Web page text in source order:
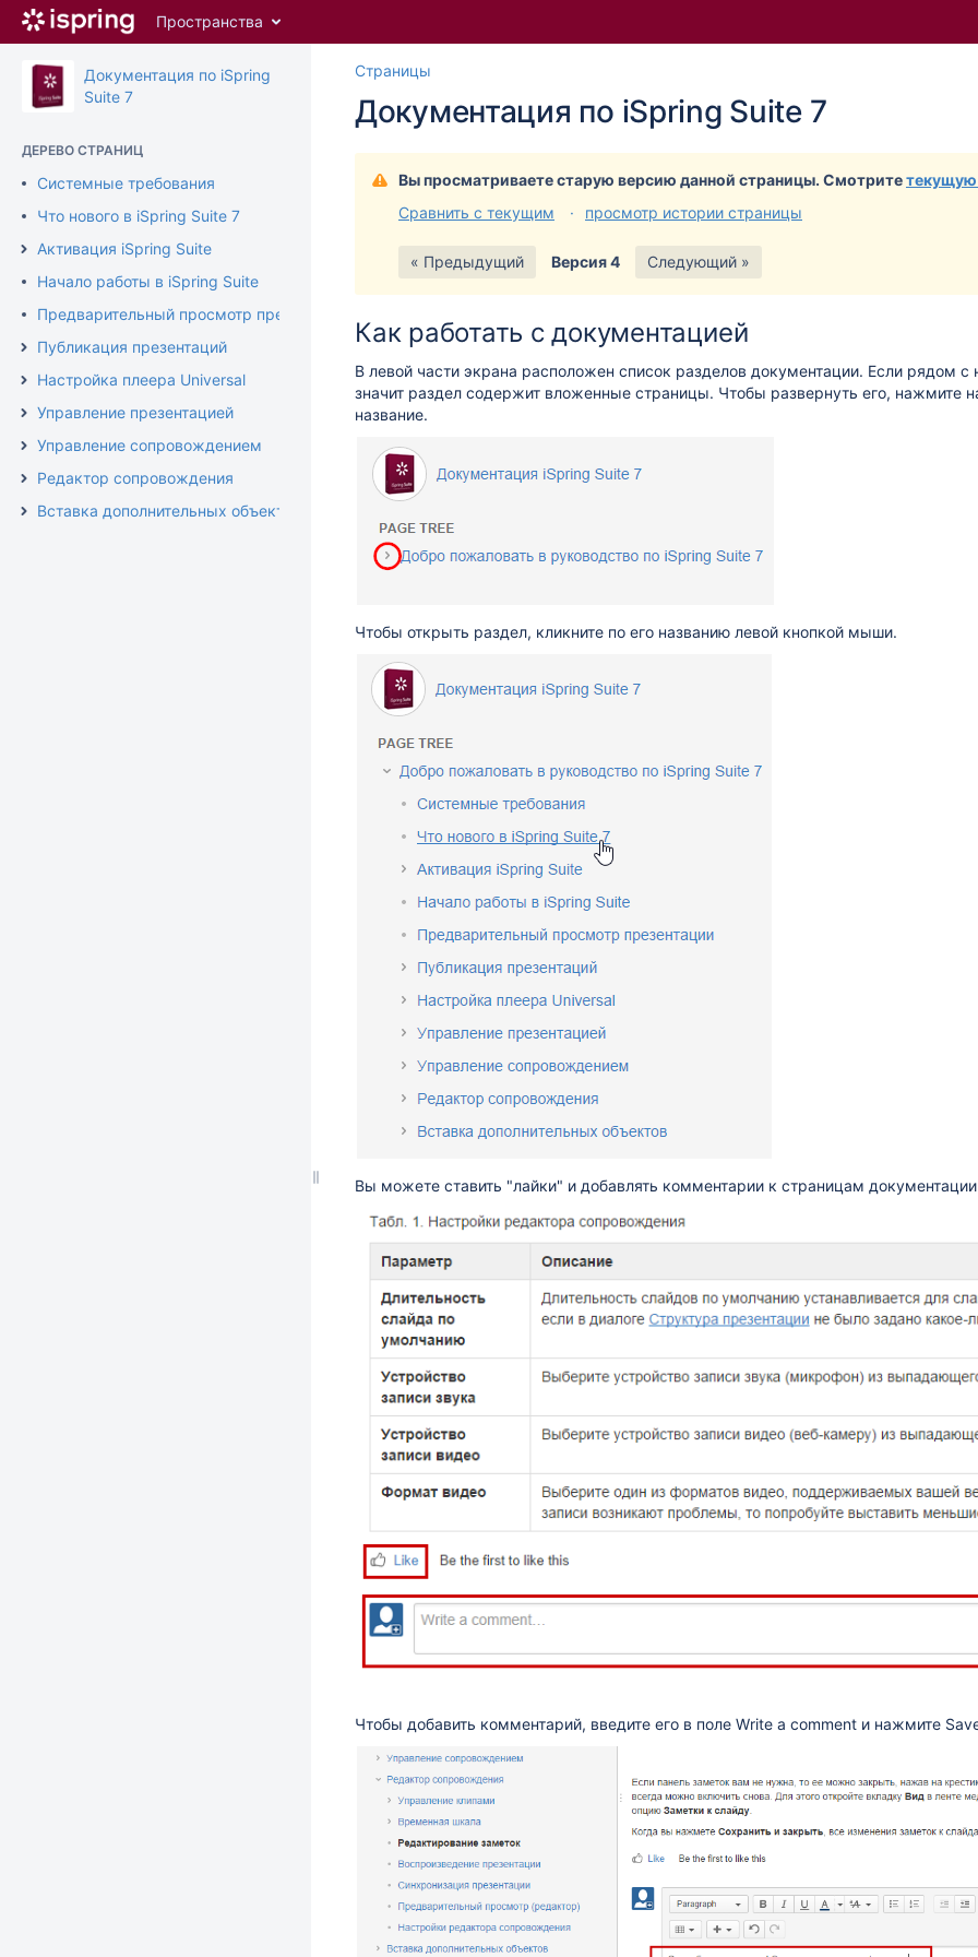
Перейти
содержимому
assistive.skiplink.to.breadcrumbs
assistive.skiplink.to.quick.search
Пространства
Документация по iSpring
Suite 7
ДЕРЕВО СТРАНИЦ
Системные требования
Что нового в iSpring Suite 7
Активация iSpring Suite
Начало работы в iSpring Suite
Предварительный просмотр презентации
Публикация презентаций
Настройка плеера Universal
Управление презентацией
Управление сопровождением
Редактор сопровождения
Вставка дополнительных объектов
Страницы
концу
баннера
началу
баннера
Документация по iSpring Suite 7
Вы просматриваете старую версию данной страницы. Смотрите
Сравнить с текущим
просмотр истории страницы
« Предыдущий Версия 4 Следующий »
Как работать с документацией
В левой части экрана расположен список разделов документации. Если рядом с
значит раздел содержит вложенные страницы. Чтобы развернуть его, нажмите
название.
Чтобы открыть раздел, кликните по его названию левой кнопкой мыши.
Вы можете ставить "лайки" и добавлять комментарии к страницам
Чтобы добавить комментарий, введите его в поле Write a comment и нажмите